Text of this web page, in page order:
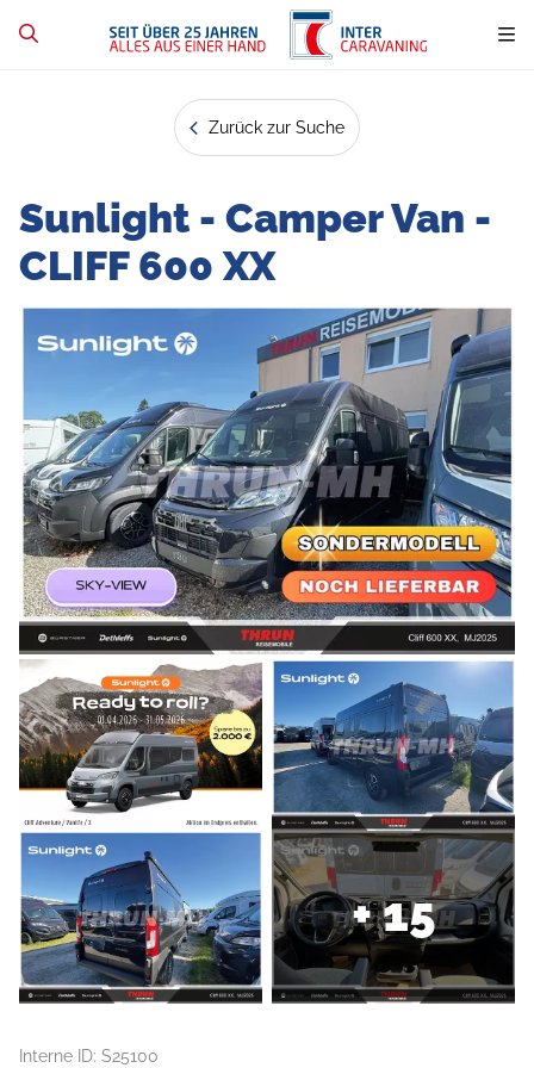
Zurück zur Suche
Sunlight - Camper Van -
CLIFF 600 XX
+ 15
Interne ID: S25100